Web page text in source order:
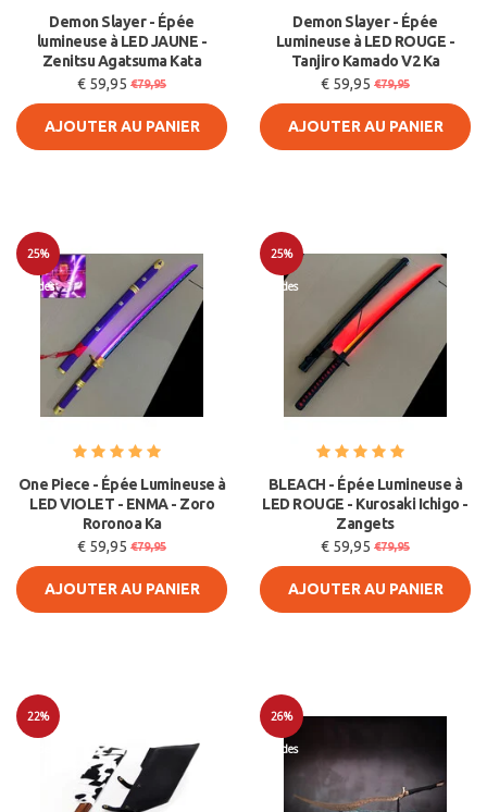
Demon Slayer - Épée
lumineuse à LED JAUNE -
Zenitsu Agatsuma Kata
€ 59,95 €79,95
AJOUTER AU PANIER
Demon Slayer - Épée
Lumineuse à LED ROUGE -
Tanjiro Kamado V2 Ka
€ 59,95 €79,95
AJOUTER AU PANIER
25%
Soldes
One Piece - Épée Lumineuse à
LED VIOLET - ENMA - Zoro
Roronoa Ka
€ 59,95 €79,95
AJOUTER AU PANIER
25%
Soldes
BLEACH - Épée Lumineuse à
LED ROUGE - Kurosaki Ichigo -
Zangets
€ 59,95 €79,95
AJOUTER AU PANIER
22% 26%
Soldes